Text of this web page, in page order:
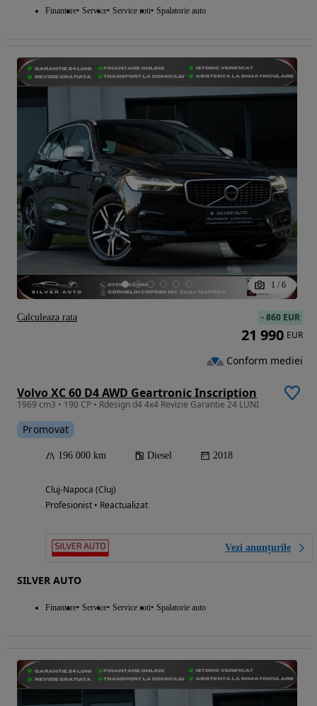
Finantare Service Service roti Spalatorie auto
1 / 6
Volvo XC 60 D4 AWD Geartronic Inscription
1969 cm3 • 190 CP • Rdesign d4 4x4 Revizie Garantie 24 LUNI
Promovat
196 000 km Diesel 2018
Cluj-Napoca (Cluj)
Profesionist • Reactualizat
Vezi anunțurile
SILVER AUTO
Finantare Service Service roti Spalatorie auto
-860 EUR
21 990 EUR
Conform mediei
Calculeaza rata